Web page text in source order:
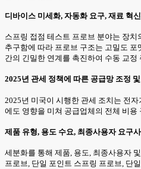
디바이스 미세화, 자동화 요구, 재료 혁
스프링 접점 테스트 프로브 분야는 장
추구함에 따라 프로브 구조는 고밀도
간의 긴밀한 연계를 촉진하여 수동 교
2025년 관세 정책에 따른 공급망 조정
2025년 미국이 시행한 관세 조치는 전
에도 영향을 미쳐 공급업체의 전체 비
제품 유형, 용도 수요, 최종사용자 요구
세분화를 통해 제품, 용도, 최종사용자
프로브, 단일 포인트 스프링 프로브, 단